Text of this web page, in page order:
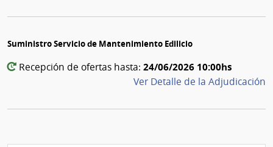
Suministro Servicio de Mantenimiento Edilicio
Recepción de ofertas hasta: 24/06/2026 10:00hs
Ver Detalle de la Adjudicación